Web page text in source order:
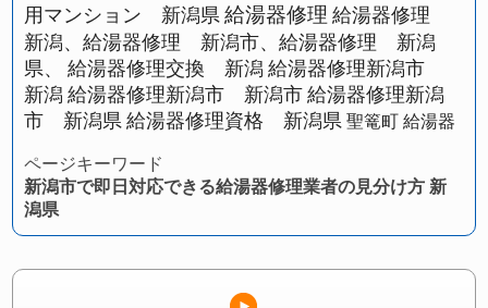
用マンション 新潟県 給湯器修理 給湯器修理
新潟、給湯器修理 新潟市、給湯器修理 新潟
県、
給湯器修理交換 新潟 給湯器修理新潟市
新潟 給湯器修理新潟市 新潟市 給湯器修理新潟
市 新潟県 給湯器修理資格 新潟県 聖篭町 給湯器
ページキーワード
新潟市で即日対応できる給湯器修理業者の見分け方 新
潟県